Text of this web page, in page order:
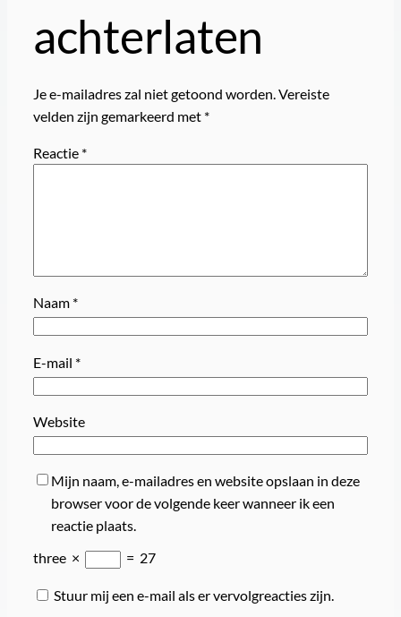
achterlaten
Je e-mailadres zal niet getoond worden.Vereiste
velden zijn gemarkeerd met *
Reactie *
Naam *
E-mail *
Website
Mijn naam, e-mailadres en website opslaan in deze
browser voor de volgende keer wanneer ik een
reactie plaats.
three × = 27
Stuur mij een e-mail als er vervolgreacties zijn.